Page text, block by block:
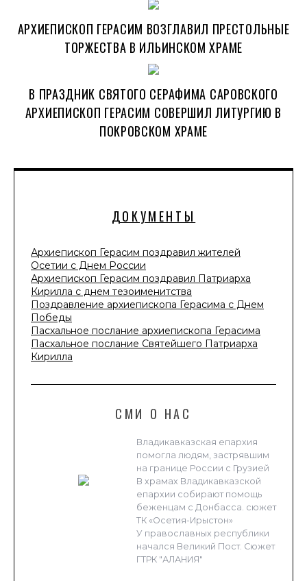
ДОКУМЕНТЫ
Архиепископ Герасим поздравил жителей
Осетии с Днем России
Архиепископ Герасим поздравил Патриарха
Кирилла с днем тезоименитства
Поздравление архиепископа Герасима с Днем
Победы
Пасхальное послание архиепископа Герасима
Пасхальное послание Святейшего Патриарха
Кирилла
СМИ О НАС
Владикавказская епархия
помогла людям, застрявшим
на границе России с Грузией
В храмах Владикавказской
епархии собирают помощь
беженцам с Донбасса. сюжет
ТК «Осетия-Ирыстон»
У православных республики
начался Великий Пост. Сюжет
ГТРК "АЛАНИЯ"
АРХИЕПИСКОП ГЕРАСИМ ВОЗГЛАВИЛ ПРЕСТОЛЬНЫЕ
ТОРЖЕСТВА В ИЛЬИНСКОМ ХРАМЕ
В ПРАЗДНИК СВЯТОГО СЕРАФИМА САРОВСКОГО
АРХИЕПИСКОП ГЕРАСИМ СОВЕРШИЛ ЛИТУРГИЮ В
ПОКРОВСКОМ ХРАМЕ